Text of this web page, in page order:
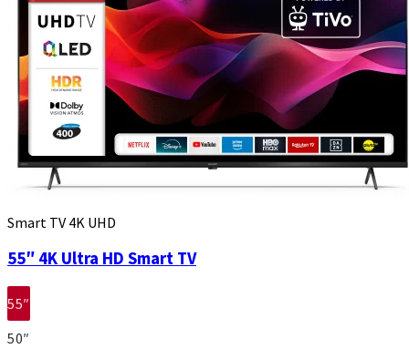
Smart TV 4K UHD
55″ 4K Ultra HD Smart TV
55″
50″